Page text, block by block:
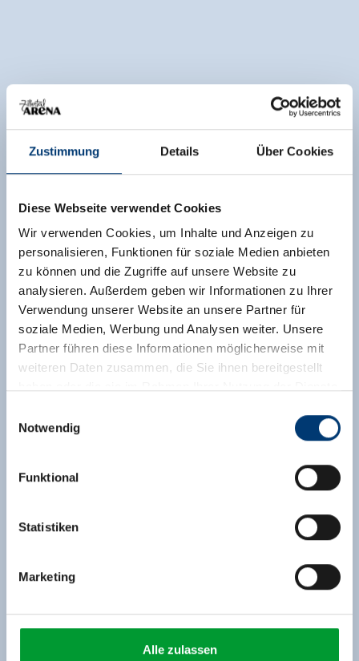
Zustimmung Details Über Cookies
Diese Webseite verwendet Cookies
Wir verwenden Cookies, um Inhalte und Anzeigen zu
personalisieren, Funktionen für soziale Medien anbieten
zu können und die Zugriffe auf unsere Website zu
analysieren. Außerdem geben wir Informationen zu Ihrer
Verwendung unserer Website an unsere Partner für
soziale Medien, Werbung und Analysen weiter. Unsere
Partner führen diese Informationen möglicherweise mit
weiteren Daten zusammen, die Sie ihnen bereitgestellt
Rohr 23// A-6280 Zell am Ziller
www.zillertalarena.com
Notwendig
Funktional
Statistiken
Marketing
Alle zulassen